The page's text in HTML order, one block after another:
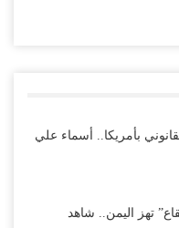
بأمريكا.. أسماء علي
تهز اليمن.. شاهد